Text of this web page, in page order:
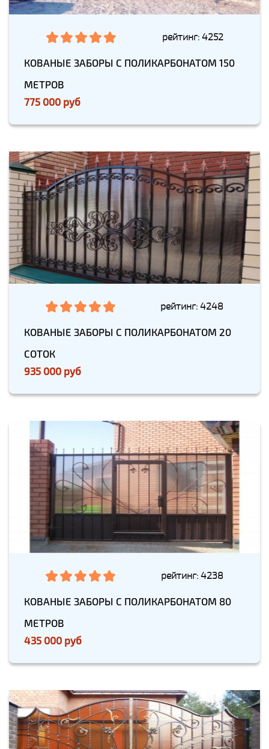
рейтинг: 4252
КОВАНЫЕ ЗАБОРЫ С ПОЛИКАРБОНАТОМ 150
МЕТРОВ
775 000 руб
рейтинг: 4248
КОВАНЫЕ ЗАБОРЫ С ПОЛИКАРБОНАТОМ 20
СОТОК
935 000 руб
рейтинг: 4238
КОВАНЫЕ ЗАБОРЫ С ПОЛИКАРБОНАТОМ 80
МЕТРОВ
435 000 руб